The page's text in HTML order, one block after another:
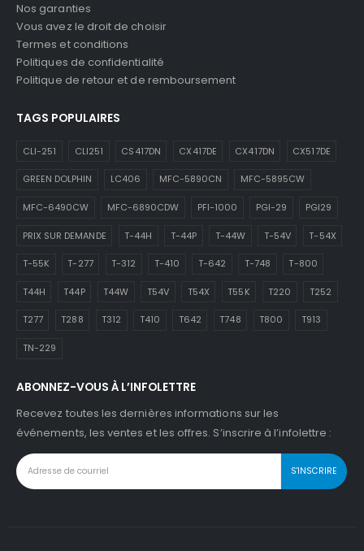
Nos garanties
Vous avez le droit de choisir
Termes et conditions
Politiques de confidentialité
Politique de retour et de remboursement
TAGS POPULAIRES
CLI-251 CLI251 CS417DN CX417DE CX417DN CX517DE
GREEN DOLPHIN LC406 MFC-5890CN MFC-5895CW
MFC-6490CW MFC-6890CDW PFI-1000 PGI-29 PGI29
PRIX SUR DEMANDE T-44H T-44P T-44W T-54V T-54X
T-55K T-277 T-312 T-410 T-642 T-748 T-800
T44H T44P T44W T54V T54X T55K T220 T252
T277 T288 T312 T410 T642 T748 T800 T913
TN-229
ABONNEZ-VOUS À L’INFOLETTRE
Recevez toutes les dernières informations sur les
événements, les ventes et les offres. S’inscrire à l’infolettre :